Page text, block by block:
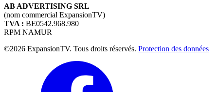
AB ADVERTISING SRL
(nom commercial ExpansionTV)
TVA : BE0542.968.980
RPM NAMUR
©2026 ExpansionTV. Tous droits réservés. Protection des données